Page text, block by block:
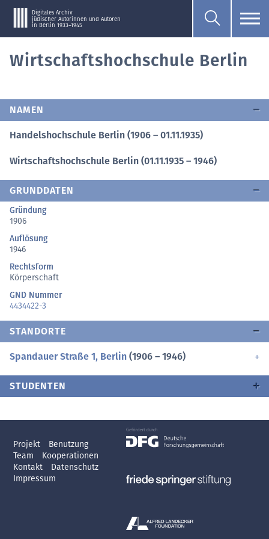
Digitales Archiv
jüdischer Autorinnen und Autoren
in Berlin 1933–1945
Wirtschaftshochschule Berlin
NAMEN
Handelshochschule Berlin (1906 – 01.11.1935)
Wirtschaftshochschule Berlin (01.11.1935 – 1946)
GRUNDDATEN
Gründung
1906
Auflösung
1946
Rechtsform
Körperschaft
GND Nummer
4434422-3
STANDORTE
Spandauer Straße 1, Berlin (1906 – 1946)
STUDENTEN
Projekt
Benutzung
Team
Kooperationen
Kontakt
Datenschutz
Impressum